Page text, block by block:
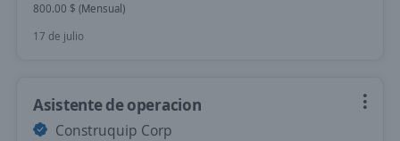
800.00 $ (Mensual)
17 de julio
Asistente de operacion
Construquip Corp